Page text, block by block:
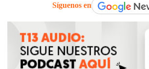
Síguenos en